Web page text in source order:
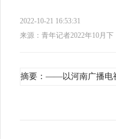
2022-10-21 16:53:31
来源：青年记者2022年10月下
摘要：——以河南广播电